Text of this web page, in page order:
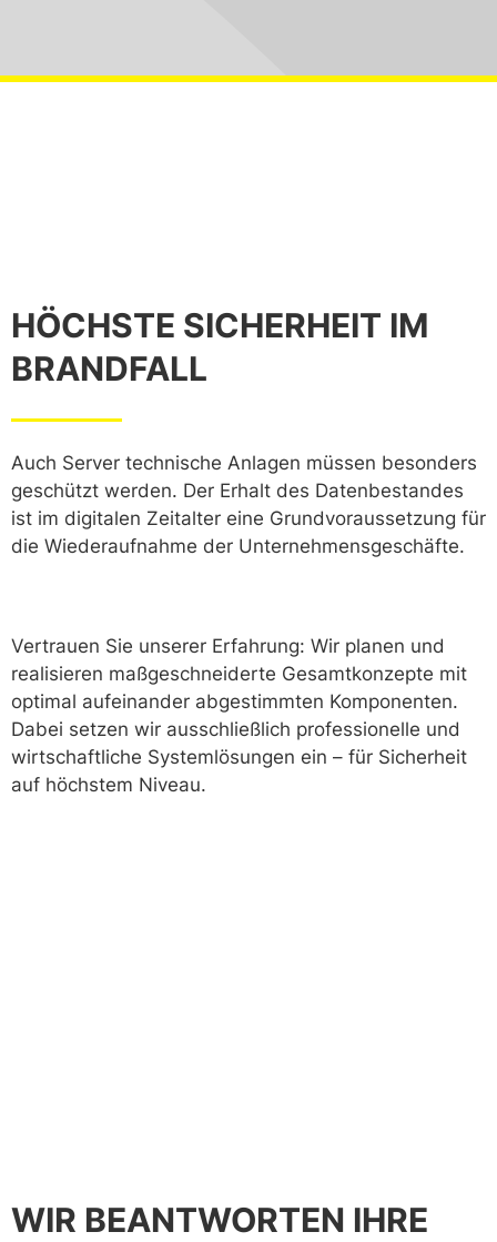
HÖCHSTE SICHERHEIT IM
BRANDFALL
Auch Server technische Anlagen müssen besonders
geschützt werden. Der Erhalt des Datenbestandes
ist im digitalen Zeitalter eine Grundvoraussetzung für
die Wiederaufnahme der Unternehmensgeschäfte.
Vertrauen Sie unserer Erfahrung: Wir planen und
realisieren maßgeschneiderte Gesamtkonzepte mit
optimal aufeinander abgestimmten Komponenten.
Dabei setzen wir ausschließlich professionelle und
wirtschaftliche Systemlösungen ein – für Sicherheit
auf höchstem Niveau.
WIR BEANTWORTEN IHRE